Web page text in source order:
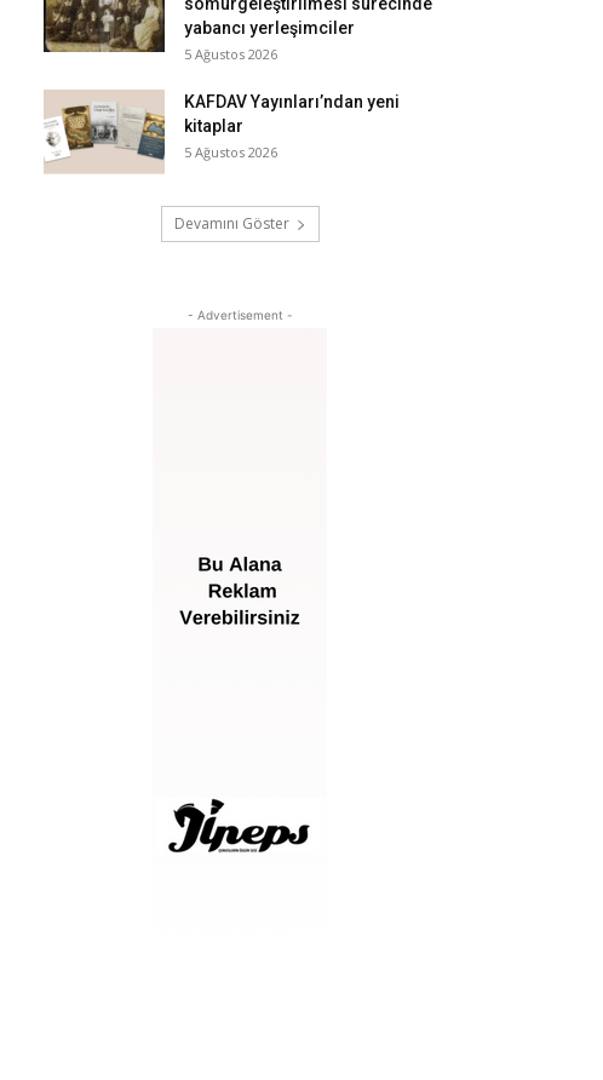
yabancı yerleşimciler
5 Ağustos 2026
KAFDAV Yayınları’ndan yeni
kitaplar
5 Ağustos 2026
Devamını Göster
- Advertisement -